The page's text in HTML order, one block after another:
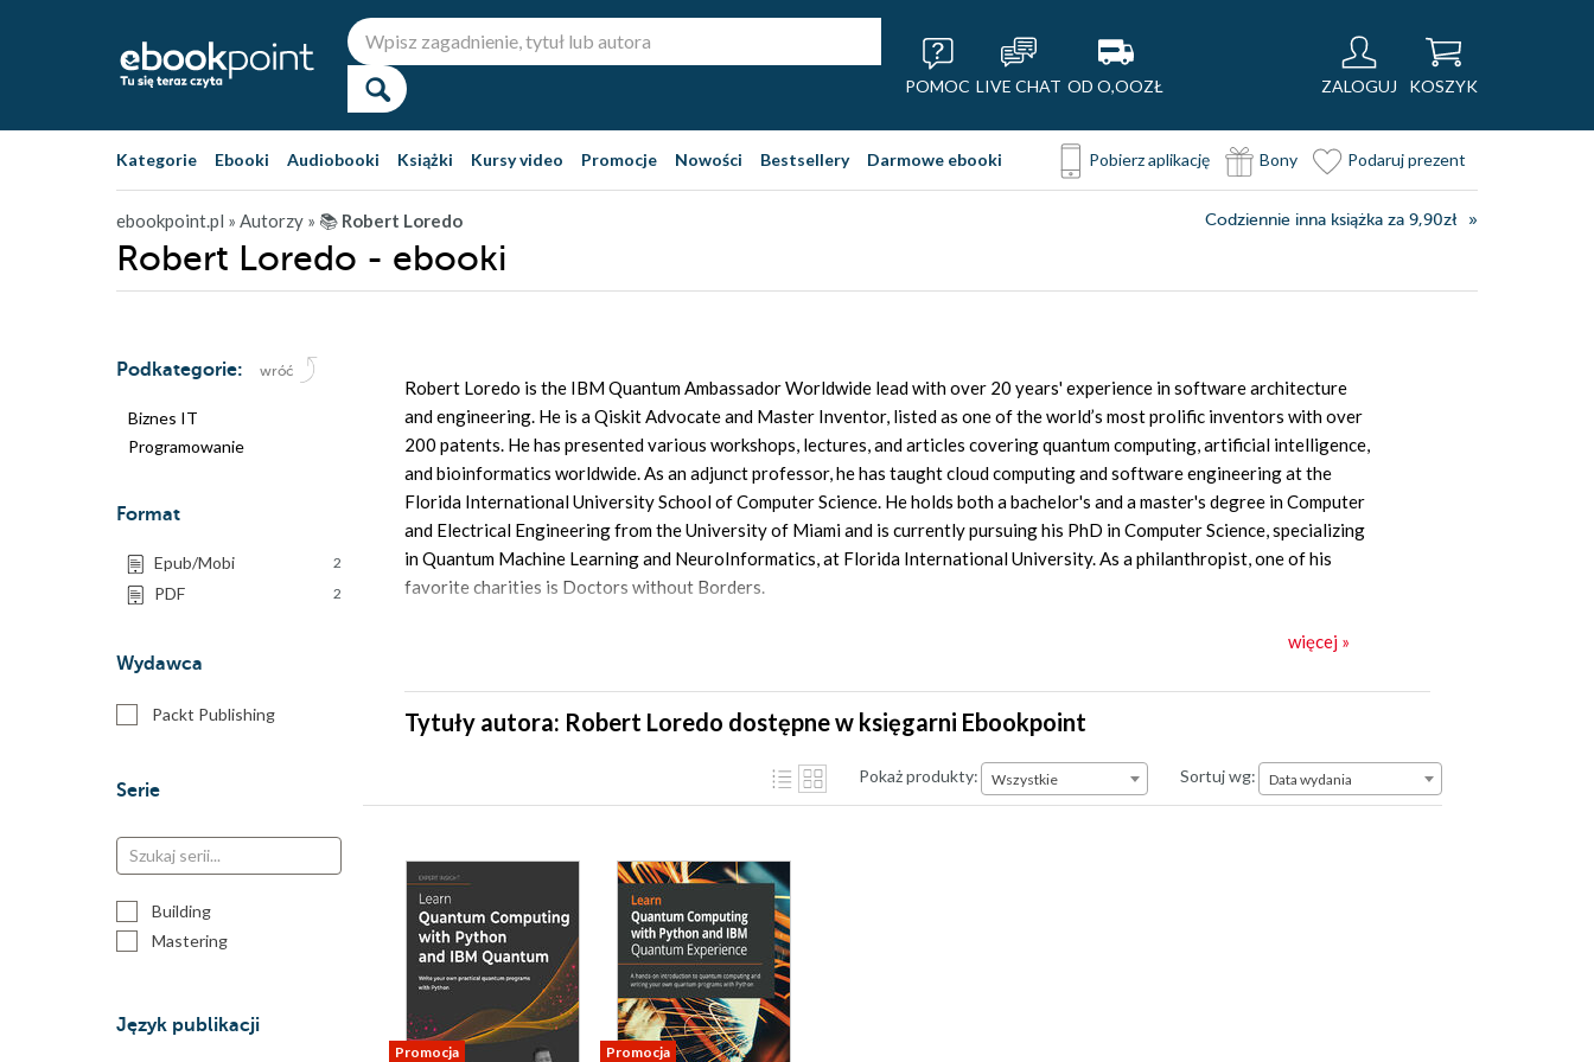
POMOC LIVE CHAT OD O,OOZŁ ZALOGUJ KOSZYK
Kategorie Ebooki Audiobooki Książki Kursy video Promocje Nowości Bestsellery Darmowe ebooki Pobierz aplikację Bony Podaruj prezent
ebookpoint.pl » Autorzy » 📚 Robert Loredo Codziennie inna książka za 9,90zł
Robert Loredo - ebooki
Podkategorie: wróć
Biznes IT
Programowanie
Format
Epub/Mobi 2
PDF 2
Wydawca
Packt Publishing
Serie
Building
Mastering
Język publikacji
Robert Loredo is the IBM Quantum Ambassador Worldwide lead with over 20 years' experience in software architecture
and engineering. He is a Qiskit Advocate and Master Inventor, listed as one of the world’s most prolific inventors with over
200 patents. He has presented various workshops, lectures, and articles covering quantum computing, artificial intelligence,
and bioinformatics worldwide. As an adjunct professor, he has taught cloud computing and software engineering at the
Florida International University School of Computer Science. He holds both a bachelor's and a master's degree in Computer
and Electrical Engineering from the University of Miami and is currently pursuing his PhD in Computer Science, specializing
in Quantum Machine Learning and NeuroInformatics, at Florida International University. As a philanthropist, one of his
favorite charities is Doctors without Borders.
więcej »
Tytuły autora: Robert Loredo dostępne w księgarni Ebookpoint
Pokaż produkty: Wszystkie Sortuj wg:Data wydania
Data wydania
Promocja Promocja